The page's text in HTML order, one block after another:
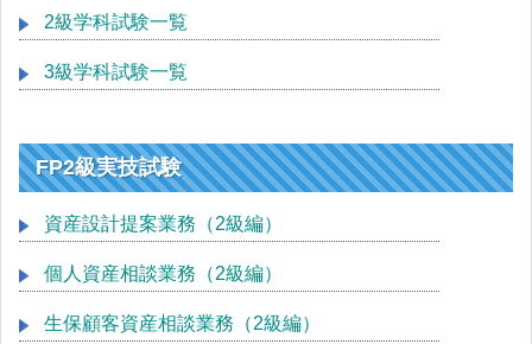
2級学科試験一覧
3級学科試験一覧
FP2級実技試験
資産設計提案業務（2級編）
個人資産相談業務（2級編）
生保顧客資産相談業務（2級編）